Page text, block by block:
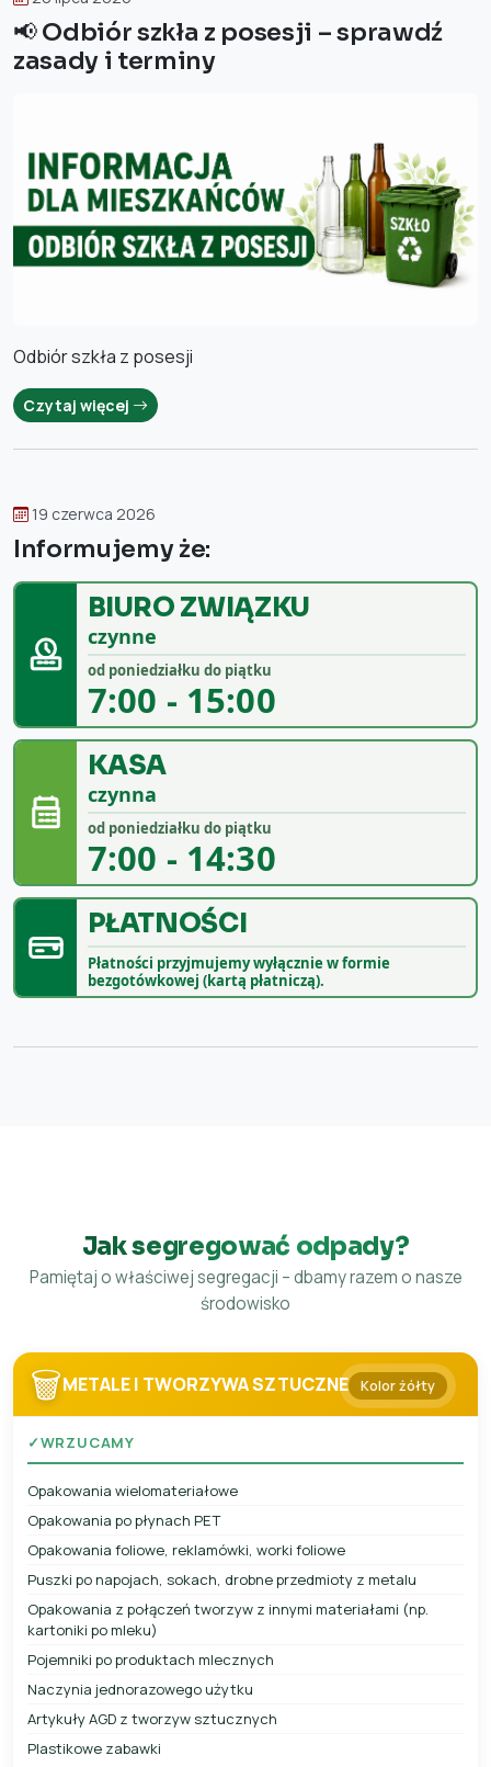
📢 Odbiór szkła z posesji – sprawdź
zasady i terminy
Odbiór szkła z posesji
Czytaj więcej
19 czerwca 2026
Informujemy że:
BIURO ZWIĄZKU
czynne
od poniedziałku do piątku
7:00 - 15:00
KASA
czynna
od poniedziałku do piątku
7:00 - 14:30
PŁATNOŚCI
Płatności przyjmujemy wyłącznie w formie
bezgotówkowej (kartą płatniczą).
Jak segregować odpady?
Pamiętaj o właściwej segregacji – dbamy razem o nasze
środowisko
🗑️METALE I TWORZYWA SZTUCZNE Kolor żółty
✓WRZUCAMY
Opakowania wielomateriałowe
Opakowania po płynach PET
Opakowania foliowe, reklamówki, worki foliowe
Puszki po napojach, sokach, drobne przedmioty z metalu
Opakowania z połączeń tworzyw z innymi materiałami (np.
kartoniki po mleku)
Pojemniki po produktach mlecznych
Naczynia jednorazowego użytku
Artykuły AGD z tworzyw sztucznych
Plastikowe zabawki